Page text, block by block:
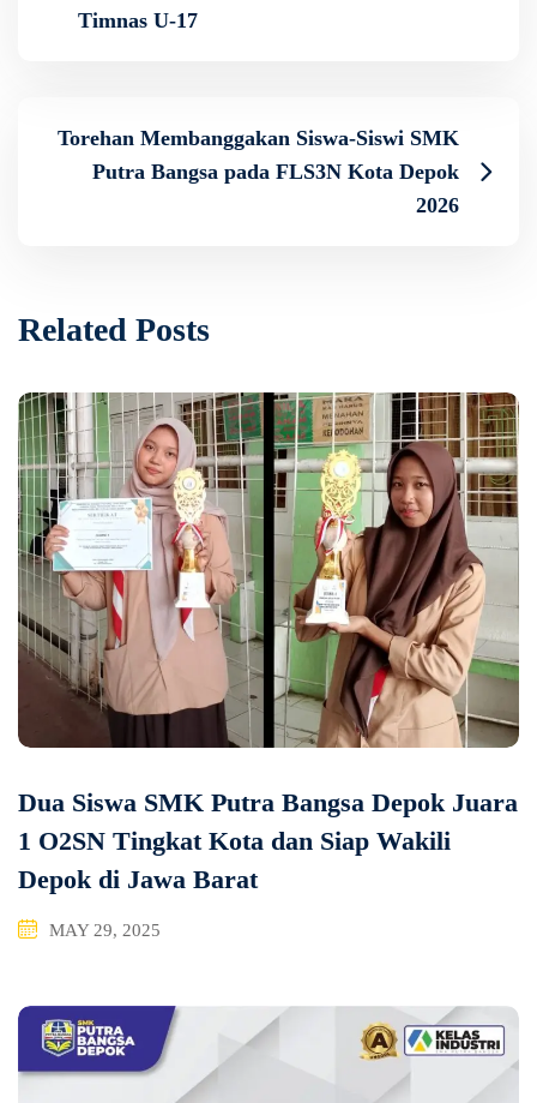
Timnas U-17
Torehan Membanggakan Siswa-Siswi SMK
Putra Bangsa pada FLS3N Kota Depok
2026
Related Posts
Dua Siswa SMK Putra Bangsa Depok Juara
1 O2SN Tingkat Kota dan Siap Wakili
Depok di Jawa Barat
MAY 29, 2025